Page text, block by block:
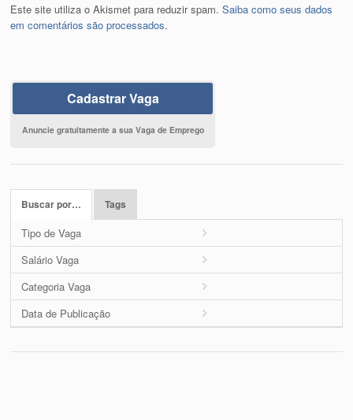
Este site utiliza o Akismet para reduzir spam.Saiba como seus dados
em comentários são processados.
Cadastrar Vaga
Anuncie gratuitamente a sua Vaga de Emprego
Buscar por… Tags
Tipo de Vaga
Salário Vaga
Categoria Vaga
Data de Publicação